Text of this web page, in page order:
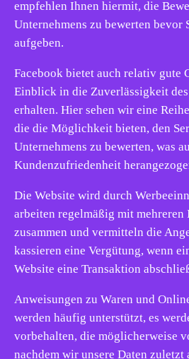
empfehlen Ihnen hiermit, die
Unternehmens zu bewerten bevor
aufgeben.
Facebook bietet auch relativ gute
Einblick in die Zuverlässigkeit
erhalten. Hier sehen wir eine
die die Möglichkeit bieten, den
Unternehmens zu bewerten, was
Kundenzufriedenheit
Die Website wird durch
arbeiten regelmäßig mit mehreren
zusammen und vermitteln die
kassieren eine Vergütung, wenn
Website eine Transaktion
Anweisungen zu Waren und
werden häufig unterstützt, es
vorbehalten, die möglicherweise
nachdem wir unsere Daten zuletzt